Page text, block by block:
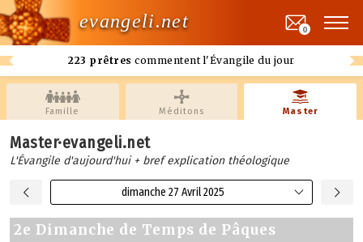
evangeli.net
223 prêtres commentent l'Évangile du jour
0
Famille Méditons Master
Master·evangeli.net
L'Évangile d'aujourd'hui + bref explication théologique
dimanche 27 Avril 2025
2e Dimanche de Temps de Pâques